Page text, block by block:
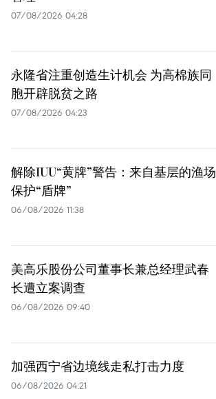
07/08/2026 04:28
永隆省注重创造生计机会 为高棉族同
胞开辟脱贫之路
07/08/2026 04:23
解除IUU“黄牌”警告：来自基层的渔场
保护“盾牌”
06/08/2026 11:38
美高乐股份公司董事长兼总经理武春
长遭立案调查
06/08/2026 09:40
加强西宁省边境线走私打击力度
06/08/2026 04:21